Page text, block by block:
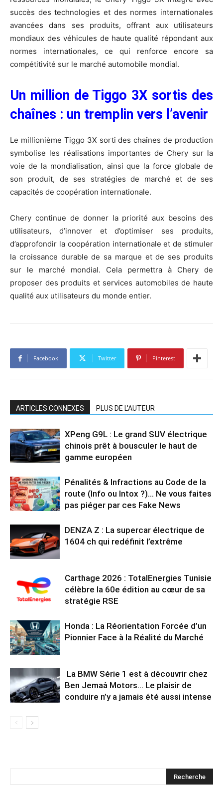
succès des technologies et des normes internationales
avancées dans ses produits, offrant aux utilisateurs
mondiaux des véhicules de haute qualité répondant aux
normes internationales, ce qui renforce encore sa
compétitivité sur le marché automobile mondial.
Un million de Tiggo 3X sortis des
chaînes : un tremplin vers l’avenir
Le millionième Tiggo 3X sorti des chaînes de production
symbolise les réalisations importantes de Chery sur la
voie de la mondialisation, ainsi que la force globale de
son produit, de ses stratégies de marché et de ses
capacités de coopération internationale.
Chery continue de donner la priorité aux besoins des
utilisateurs, d’innover et d’optimiser ses produits,
d’approfondir la coopération internationale et de stimuler
la croissance durable de sa marque et de ses produits
sur le marché mondial. Cela permettra à Chery de
proposer des produits et services automobiles de haute
qualité aux utilisateurs du monde entier.
Facebook Twitter Pinterest
ARTICLES CONNEXES PLUS DE L'AUTEUR
XPeng G9L : Le grand SUV électrique
chinois prêt à bousculer le haut de
gamme européen
Pénalités & Infractions au Code de la
route (Info ou Intox ?)… Ne vous faites
pas piéger par ces Fake News
DENZA Z : La supercar électrique de
1604 ch qui redéfinit l’extrême
Carthage 2026 : TotalEnergies Tunisie
célèbre la 60e édition au cœur de sa
stratégie RSE
Honda : La Réorientation Forcée d’un
Pionnier Face à la Réalité du Marché
La BMW Série 1 est à découvrir chez
Ben Jemaâ Motors… Le plaisir de
conduire n’y a jamais été aussi intense